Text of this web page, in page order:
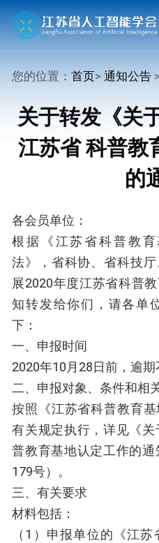
您的位置：首页>通知公告 >
关于转发《关
江苏省 科普教
的
各会员单位：
根据《江苏省科普教
法》，省科协、省科技
展2020年度江苏省科普
知转发给你们，请各单
下：
一、申报时间
2020年10月28日前，逾期
二、申报对象、条件和相
按照《江苏省科普教育基
有关规定执行，详见《
普教育基地认定工作的通
179号）。
三、有关要求
材料包括：
（1）申报单位的《江